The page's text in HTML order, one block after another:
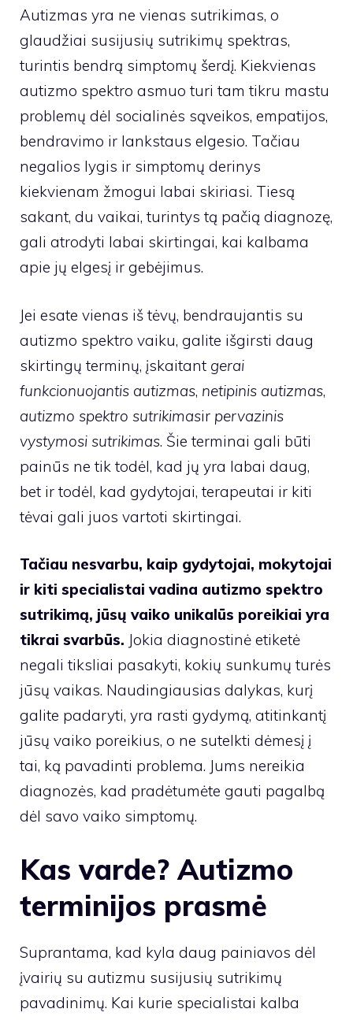
Autizmas yra ne vienas sutrikimas, o
glaudžiai susijusių sutrikimų spektras,
turintis bendrą simptomų šerdį. Kiekvienas
autizmo spektro asmuo turi tam tikru mastu
problemų dėl socialinės sąveikos, empatijos,
bendravimo ir lankstaus elgesio. Tačiau
negalios lygis ir simptomų derinys
kiekvienam žmogui labai skiriasi. Tiesą
sakant, du vaikai, turintys tą pačią diagnozę,
gali atrodyti labai skirtingai, kai kalbama
apie jų elgesį ir gebėjimus.
Jei esate vienas iš tėvų, bendraujantis su
autizmo spektro vaiku, galite išgirsti daug
skirtingų terminų, įskaitant gerai
funkcionuojantis autizmas, netipinis autizmas,
autizmo spektro sutrikimasir pervazinis
vystymosi sutrikimas. Šie terminai gali būti
painūs ne tik todėl, kad jų yra labai daug,
bet ir todėl, kad gydytojai, terapeutai ir kiti
tėvai gali juos vartoti skirtingai.
Tačiau nesvarbu, kaip gydytojai, mokytojai
ir kiti specialistai vadina autizmo spektro
sutrikimą, jūsų vaiko unikalūs poreikiai yra
tikrai svarbūs. Jokia diagnostinė etiketė
negali tiksliai pasakyti, kokių sunkumų turės
jūsų vaikas. Naudingiausias dalykas, kurį
galite padaryti, yra rasti gydymą, atitinkantį
jūsų vaiko poreikius, o ne sutelkti dėmesį į
tai, ką pavadinti problema. Jums nereikia
diagnozės, kad pradėtumėte gauti pagalbą
dėl savo vaiko simptomų.
Kas varde? Autizmo
terminijos prasmė
Suprantama, kad kyla daug painiavos dėl
įvairių su autizmu susijusių sutrikimų
pavadinimų. Kai kurie specialistai kalba